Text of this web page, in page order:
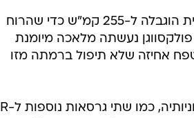
לגיר ידני עם שישה הילוכים או לתיבה רובוטית. מהירותה המרבית הוגבלה ל-255 קמ"ש כדי שהרוח
נעשתה מלאכה מיומנת
אחיזה שלא תיפול ברמתה מזו
עוד במקביל מציגה פולקסווגן במסגרת זו גרסאות נוספות למכוניותיה, כמו שתי גרסאות נוספות ל-R